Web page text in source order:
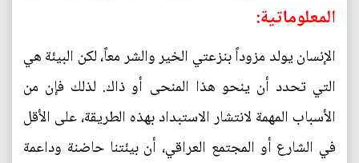
المعلوماتية:
الإنسان يولد مزوداً بنزعتي الخير والشر معاً، لكن البيئة هي
التي تحدد أن ينحو هذا المنحى أو ذاك. لذلك فإن من
الأسباب المهمة لانتشار الاستبداد بهذه الطريقة، على الأقل
في الشارع أو المجتمع العراقي، أن بيئتنا حاضنة وداعمة